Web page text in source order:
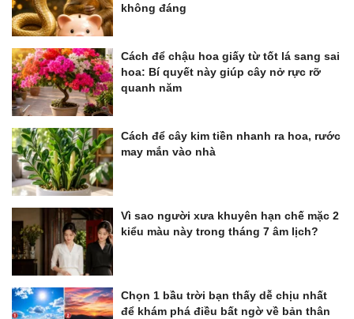
không đáng
Cách để chậu hoa giấy từ tốt lá sang sai
hoa: Bí quyết này giúp cây nở rực rỡ
quanh năm
Cách để cây kim tiền nhanh ra hoa, rước
may mắn vào nhà
Vì sao người xưa khuyên hạn chế mặc 2
kiểu màu này trong tháng 7 âm lịch?
Chọn 1 bầu trời bạn thấy dễ chịu nhất
để khám phá điều bất ngờ về bản thân